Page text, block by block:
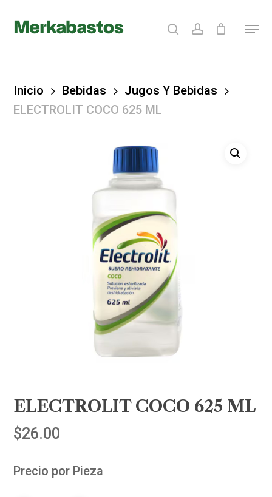
searchaccount Menu
Inicio Bebidas
Jugos Y Bebidas
ELECTROLIT COCO 625 ML
ELECTROLIT COCO 625 ML
$26.00
Precio por Pieza
Close